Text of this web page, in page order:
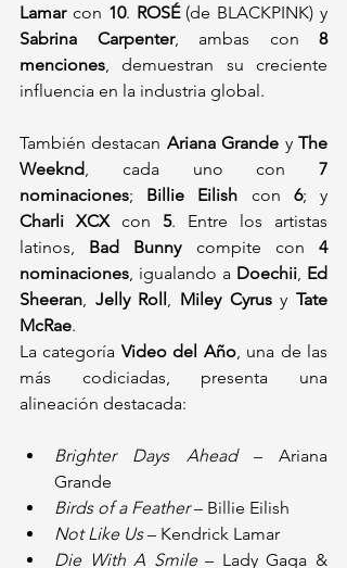
Lamar con 10. ROSÉ
Sabrina Carpenter, ambas con 8
menciones , demuestran su creciente
influencia en la industria global.
También destacan Ariana Grande y The
Weeknd , cada uno con 7
nominaciones; Billie Eilish con 6
Charli XCX con 5. Entre los artistas
latinos, Bad Bunny compite con 4
nominaciones , igualando a Doechii Ed
Sheeran
Jelly Roll Miley Cyrus y Tate
McRae.
La categoría Video del Año, una de las
más codiciadas, presenta una
alineación destacada:
Brighter Days Ahead – Ariana
Grande
Birds of a Feather – Billie Eilish
Not Like Us – Kendrick Lamar
Die With A Smile – Lady Gaga &